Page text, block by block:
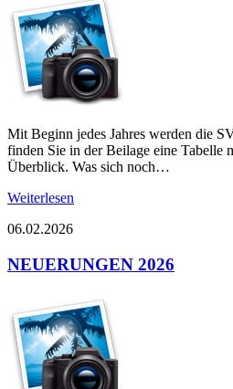
Mit Beginn jedes Jahres werden die
finden Sie in der Beilage eine Tabelle
Überblick. Was sich noch…
Weiterlesen
06.02.2026
NEUERUNGEN 2026